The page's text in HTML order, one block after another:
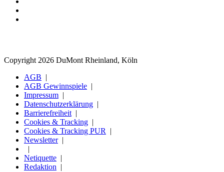
Copyright 2026 DuMont Rheinland, Köln
AGB
AGB Gewinnspiele
Impressum
Datenschutzerklärung
Barrierefreiheit
Cookies & Tracking
Cookies & Tracking PUR
Newsletter
Netiquette
Redaktion